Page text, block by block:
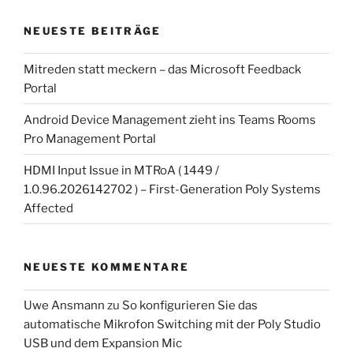
NEUESTE BEITRÄGE
Mitreden statt meckern – das Microsoft Feedback
Portal
Android Device Management zieht ins Teams Rooms
Pro Management Portal
HDMI Input Issue in MTRoA ( 1449 /
1.0.96.2026142702 ) – First-Generation Poly Systems
Affected
NEUESTE KOMMENTARE
Uwe Ansmann zu So konfigurieren Sie das
automatische Mikrofon Switching mit der Poly Studio
USB und dem Expansion Mic